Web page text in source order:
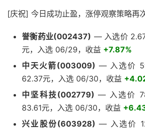
[庆祝] 今日成功止盈，涨停观察策略再
誉衡药业(002437) — 入选价
元，入选 06/29，收益 +7.87%
中天火箭(003009) — 入选价
62.37元，入选 06/30，收益
中坚科技(002779) — 入选价
83.61元，入选 06/30，收益
兴业股份(603928) — 入选价